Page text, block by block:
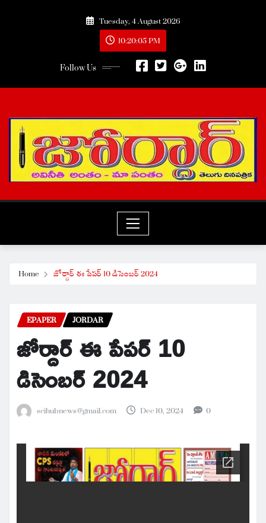
Tuesday, 4 August 2026
10:20:07 PM
Follow Us
Home జోర్దార్ ఈ పేపర్ 10 డిసెంబర్ 2024
EPAPER JORDAR
జోర్దార్ ఈ పేపర్ 10
డిసెంబర్ 2024
scihubnews@gmail.com Dec 10, 2024 0